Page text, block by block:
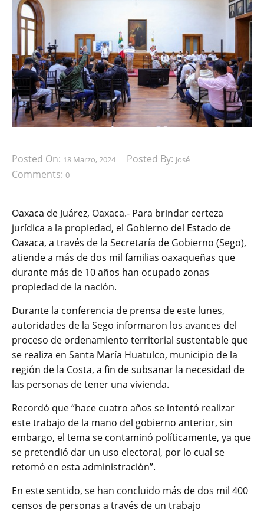
Posted On: 18 Marzo, 2024 Posted By: José
Comments: 0
Oaxaca de Juárez, Oaxaca.- Para brindar certeza
jurídica a la propiedad, el Gobierno del Estado de
Oaxaca, a través de la Secretaría de Gobierno (Sego),
atiende a más de dos mil familias oaxaqueñas que
durante más de 10 años han ocupado zonas
propiedad de la nación.
Durante la conferencia de prensa de este lunes,
autoridades de la Sego informaron los avances del
proceso de ordenamiento territorial sustentable que
se realiza en Santa María Huatulco, municipio de la
región de la Costa, a fin de subsanar la necesidad de
las personas de tener una vivienda.
Recordó que “hace cuatro años se intentó realizar
este trabajo de la mano del gobierno anterior, sin
embargo, el tema se contaminó políticamente, ya que
se pretendió dar un uso electoral, por lo cual se
retomó en esta administración”.
En este sentido, se han concluido más de dos mil 400
censos de personas a través de un trabajo